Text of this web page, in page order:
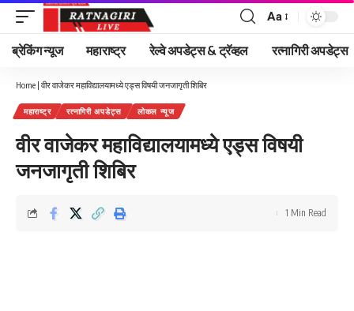
Font
Resizer
Aa
ब्रेकिंग न्यूज महाराष्ट्र रेल्वे अपडेट्स & ट्रॅव्हल रत्नागिरी अपडेट्स
Home | वीर वाजेकर महाविद्यालयामध्ये एड्स विषयी जनजागृती शिबिर
महाराष्ट्र रत्नागिरी अपडेट्स लोकल न्यूज
वीर वाजेकर महाविद्यालयामध्ये एड्स विषयी
जनजागृती शिबिर
1 Min Read